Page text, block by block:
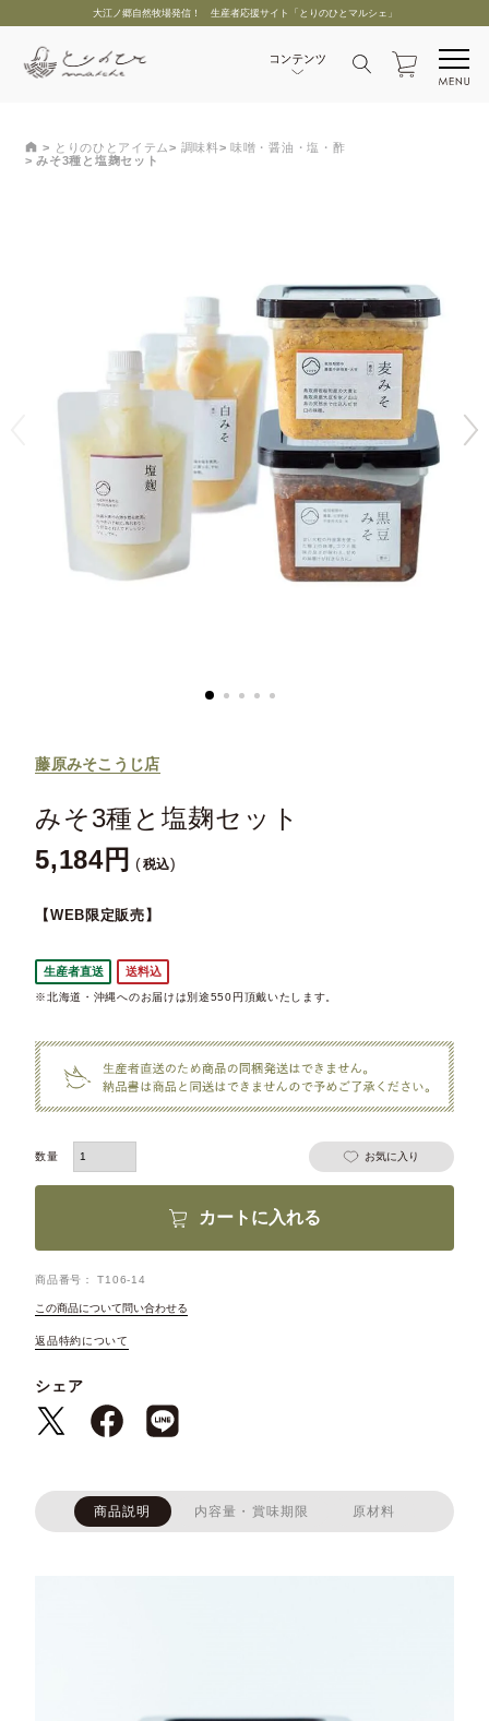
大江ノ郷自然牧場発信！ 生産者応援サイト「とりのひとマルシェ」
とりのひとアイテム 調味料
味噌・醤油・塩・酢
みそ3種と塩麹セット
藤原みそこうじ店
みそ3種と塩麹セット
5,184 税込
【WEB限定販売】
生産者直送 送料込
※北海道・沖縄へのお届けは別途550円頂戴いたします。
お気に入り
カートに入れる
商品番号 T106-14
この商品について問い合わせる
返品特約について
シェア
商品説明 内容量・賞味期限 原材料